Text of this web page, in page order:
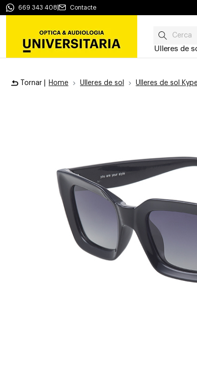
669 343 408 Contacte
Ulleres de
Tornar | Home Ulleres de sol Ulleres de sol